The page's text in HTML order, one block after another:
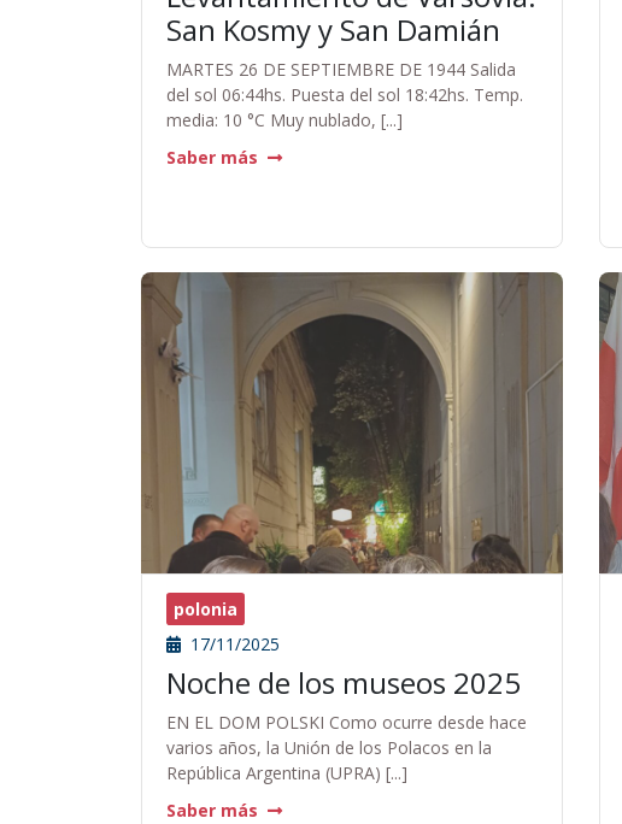
San Kosmy y San Damián
MARTES 26 DE SEPTIEMBRE DE 1944 Salida
del sol 06:44hs. Puesta del sol 18:42hs. Temp.
media: 10 °C Muy nublado, [...]
Saber más
polonia
17/11/2025
Noche de los museos 2025
EN EL DOM POLSKI Como ocurre desde hace
varios años, la Unión de los Polacos en la
República Argentina (UPRA) [...]
Saber más